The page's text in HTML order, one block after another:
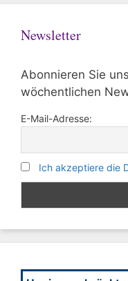
Newsletter
Abonnieren Sie
wöchentlichen
E-Mail-Adresse:
Ich akzeptiere die